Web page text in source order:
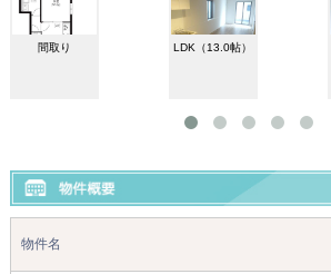
間取り LDK（13.0帖）
物件名